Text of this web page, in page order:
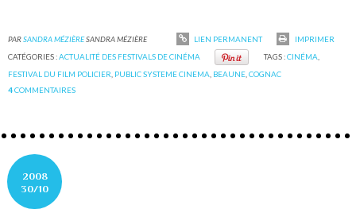
PARSANDRA MÉZIÈRESANDRA MÉZIÈRE LIEN PERMANENT
IMPRIMER
CATÉGORIES :ACTUALITÉ DES FESTIVALS DE CINÉMA TAGS :CINÉMA
FESTIVAL DU FILM POLICIER PUBLIC SYSTEME CINEMA BEAUNE ,COGNAC
4COMMENTAIRES
2008
30/10